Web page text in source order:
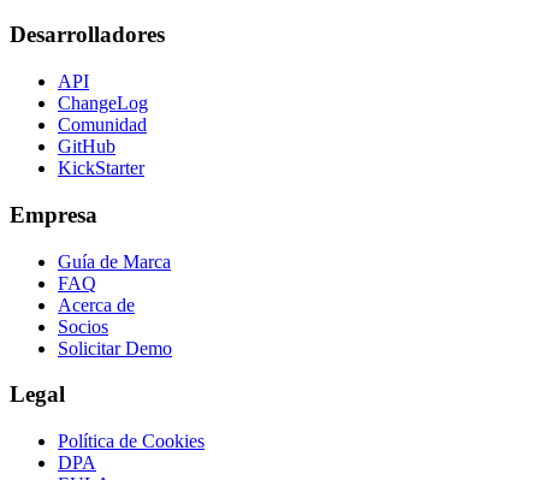
Desarrolladores
API
ChangeLog
Comunidad
GitHub
KickStarter
Empresa
Guía de Marca
FAQ
Acerca de
Socios
Solicitar Demo
Legal
Política de Cookies
DPA